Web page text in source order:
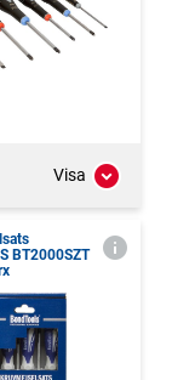
Visa
BT2000SZT